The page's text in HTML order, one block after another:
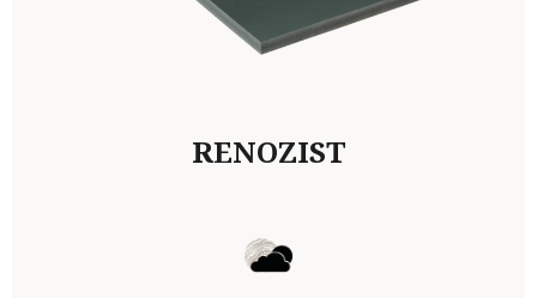
RENOZIST